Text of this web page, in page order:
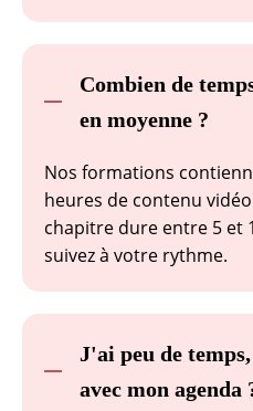
Combien de
en moyenne ?
Nos formations
heures de contenu
chapitre dure entre 5 et
suivez à votre rythme.
J'ai peu de
avec mon agenda